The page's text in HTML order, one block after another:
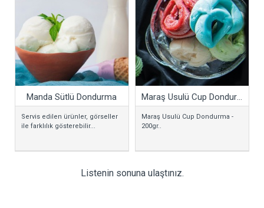
Manda Sütlü Dondurma
Servis edilen ürünler, görseller
ile farklılık gösterebilir...
Maraş Usulü Cup Dondurma - 200gr
Maraş Usulü Cup Dondurma -
200gr..
Listenin sonuna ulaştınız.